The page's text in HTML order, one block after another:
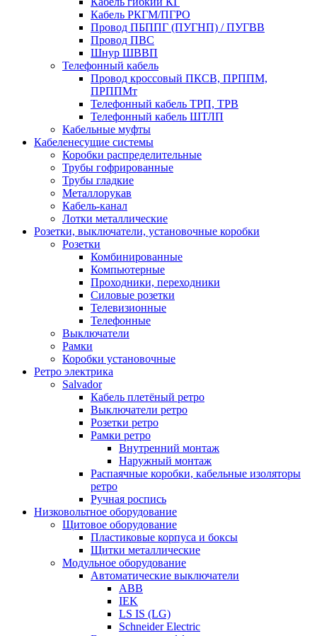
Кабель РКГМ/ПГРО
Провод ПБППГ (ПУГНП) / ПУГВВ
Провод ПВС
Шнур ШВВП
Телефонный кабель
Провод кроссовый ПКСВ, ПРППМ,
ПРППМт
Телефонный кабель ТРП, ТРВ
Телефонный кабель ШТЛП
Кабельные муфты
Кабеленесущие системы
Коробки распределительные
Трубы гофрированные
Трубы гладкие
Металлорукав
Кабель-канал
Лотки металлические
Розетки, выключатели, установочные коробки
Розетки
Комбинированные
Компьютерные
Проходники, переходники
Силовые розетки
Телевизионные
Телефонные
Выключатели
Рамки
Коробки установочные
Ретро электрика
Salvador
Кабель плетёный ретро
Выключатели ретро
Розетки ретро
Рамки ретро
Внутренний монтаж
Наружный монтаж
Распаячные коробки, кабельные изоляторы
ретро
Ручная роспись
Низковольтное оборудование
Щитовое оборудование
Пластиковые корпуса и боксы
Щитки металлические
Модульное оборудование
Автоматические выключатели
ABB
IEK
LS IS (LG)
Schneider Electric